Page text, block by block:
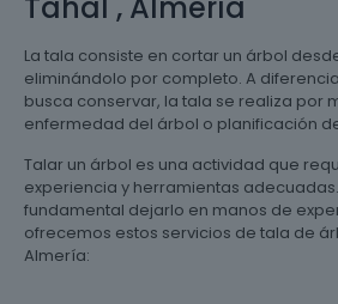
La tala consiste en cortar un árbol
eliminándolo por completo. A
busca conservar, la tala se realiza por
enfermedad del árbol o planificación
Talar un árbol es una actividad que
experiencia y herramientas
fundamental dejarlo en manos de
ofrecemos estos servicios de tala de
Almería: